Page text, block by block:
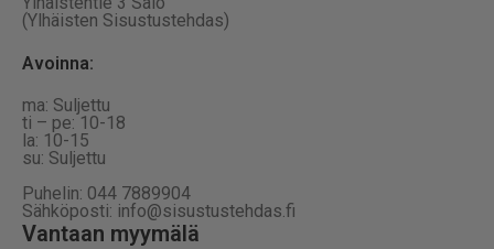
(Ylhäisten Sisustustehdas)
Avoinna:
ma: Suljettu
ti – pe: 10-18
la: 10-15
su: Suljettu
Puhelin: 044 7889904
Sähköposti: info@sisustustehdas.fi
Vantaan myymälä